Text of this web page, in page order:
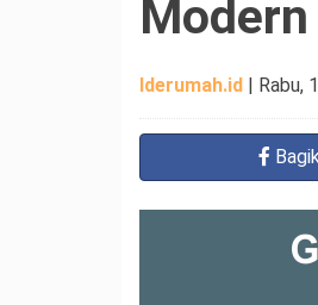
Modern
Iderumah.id | Rabu,